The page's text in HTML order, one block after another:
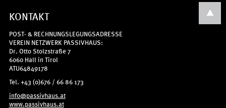
KONTAKT
POST- & RECHNUNGSLEGUNGSADRESSE
VEREIN NETZWERK PASSIVHAUS:
Dr. Otto Stolzstraße 7
6060 Hall in Tirol
ATU64849178
Tel. +43 (0)676 / 66 86 173
info@passivhaus.at
www.passivhaus.at